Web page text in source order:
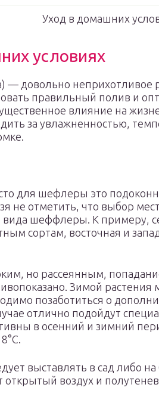
Уход в домашних
условиях
довольно неприхотливое
правильный полив и
влияние на
за увлажненностью,
для шефлеры это
не отметить, что выбор
вида шеффлеры. К примеру,
сортам, восточная и
но рассеянным,
Зимой растения
позаботиться о
отлично подойдут
в осенний и зимний
выставлять в сад либо на
открытый воздух и